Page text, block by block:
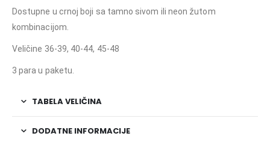
Dostupne u crnoj boji sa tamno sivom ili neon žutom
kombinacijom.
Veličine 36-39, 40-44, 45-48
3 para u paketu.
TABELA VELIČINA
DODATNE INFORMACIJE